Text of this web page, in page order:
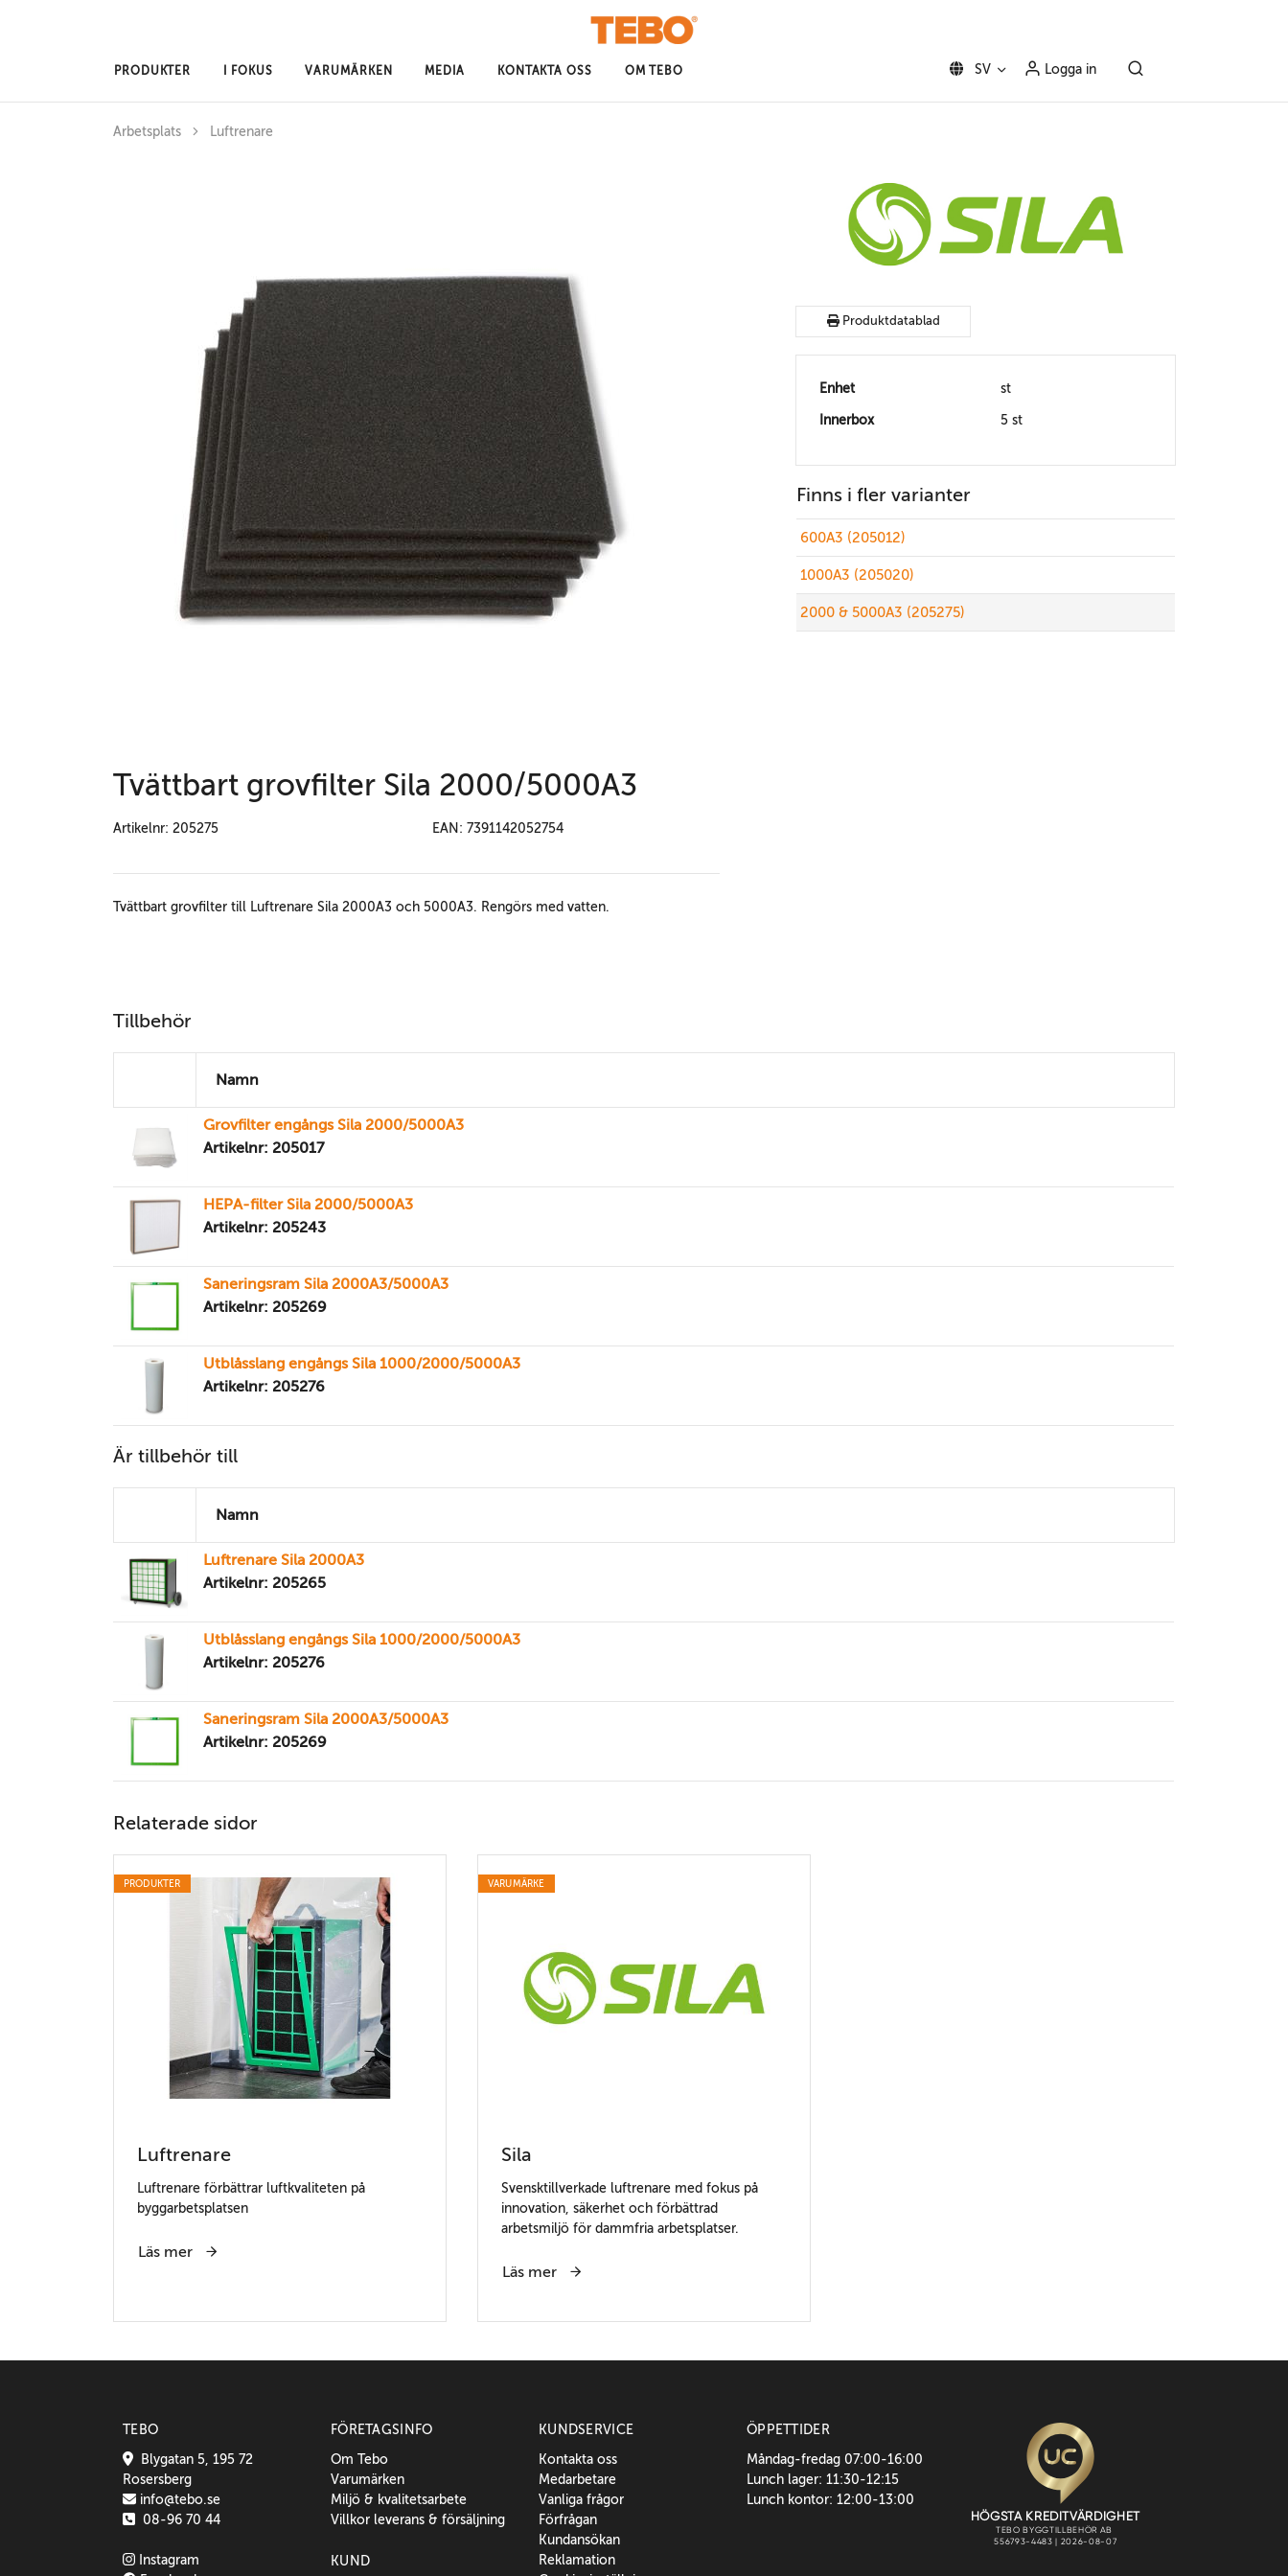
PRODUKTER I FOKUS VARUMÄRKEN MEDIA KONTAKTA OSS OM TEBO SV Logga in
Arbetsplats Luftrenare
Tvättbart grovfilter Sila 2000/5000A3
Artikelnr: 205275 EAN: 7391142052754
Tvättbart grovfilter till Luftrenare Sila 2000A3 och 5000A3. Rengörs med vatten.
Produktdatablad
Enhet st
Innerbox 5 st
Finns i fler varianter
600A3 (205012)
1000A3 (205020)
2000 & 5000A3 (205275)
Tillbehör
Namn
Grovfilter engångs Sila 2000/5000A3
Artikelnr: 205017
HEPA-filter Sila 2000/5000A3
Artikelnr: 205243
Saneringsram Sila 2000A3/5000A3
Artikelnr: 205269
Utblåsslang engångs Sila 1000/2000/5000A3
Artikelnr: 205276
Är tillbehör till
Namn
Luftrenare Sila 2000A3
Artikelnr: 205265
Utblåsslang engångs Sila 1000/2000/5000A3
Artikelnr: 205276
Saneringsram Sila 2000A3/5000A3
Artikelnr: 205269
Relaterade sidor
PRODUKTER
Luftrenare
Luftrenare förbättrar luftkvaliteten på
byggarbetsplatsen
Läs mer
VARUMÄRKE
Sila
Svensktillverkade luftrenare med fokus på
innovation, säkerhet och förbättrad
arbetsmiljö för dammfria arbetsplatser.
Läs mer
TEBO
Blygatan 5, 195 72
Rosersberg
info@tebo.se
08-96 70 44
Instagram
FÖRETAGSINFO
Om Tebo
Varumärken
Miljö & kvalitetsarbete
Villkor leverans & försäljning
KUND
KUNDSERVICE
Kontakta oss
Medarbetare
Vanliga frågor
Förfrågan
Kundansökan
Reklamation
ÖPPETTIDER
Måndag-fredag 07:00-16:00
Lunch lager: 11:30-12:15
Lunch kontor: 12:00-13:00